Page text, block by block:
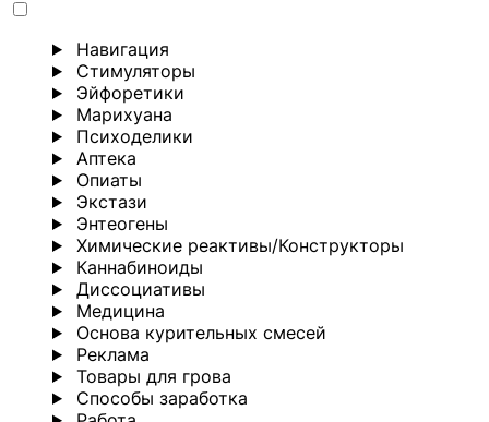
Навигация
Стимуляторы
Эйфоретики
Марихуана
Психоделики
Аптека
Опиаты
Экстази
Энтеогены
Химические реактивы/Конструкторы
Каннабиноиды
Диссоциативы
Медицина
Основа курительных смесей
Реклама
Товары для грова
Способы заработка